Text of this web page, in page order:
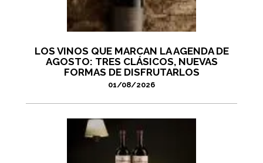
LOS VINOS QUE MARCAN LA AGENDA DE
AGOSTO: TRES CLÁSICOS, NUEVAS
FORMAS DE DISFRUTARLOS
01/08/2026